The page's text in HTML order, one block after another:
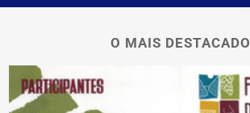
O MAIS DESTACADO